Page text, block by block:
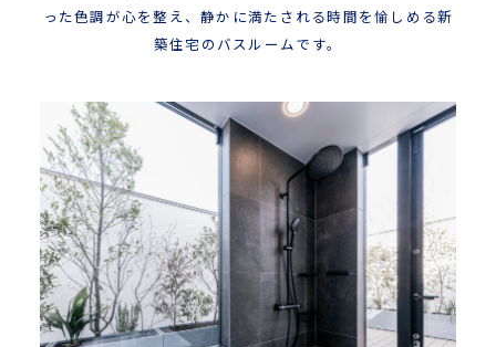
った色調が心を整え、静かに満たされる時間を愉しめる新
築住宅のバスルームです。